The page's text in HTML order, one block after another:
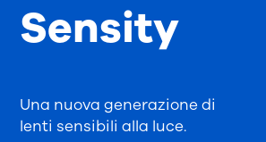
Una nuova generazione di
lenti sensibili alla luce.
Sensity